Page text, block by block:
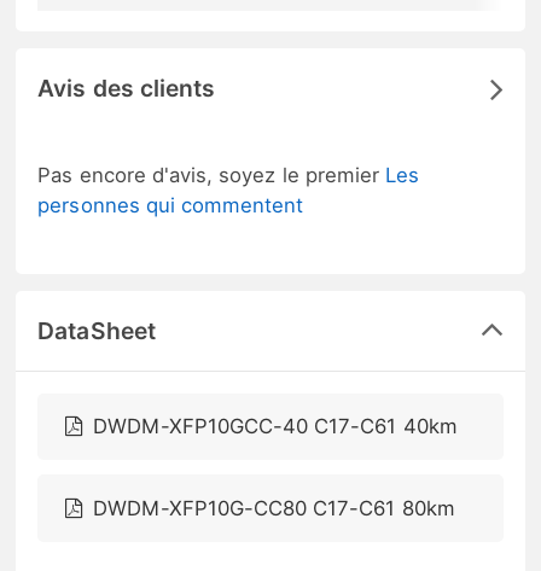
Avis des clients
Pas encore d'avis, soyez le premier Les
personnes qui commentent
DataSheet
DWDM-XFP10GCC-40 C17-C61 40km
DWDM-XFP10G-CC80 C17-C61 80km